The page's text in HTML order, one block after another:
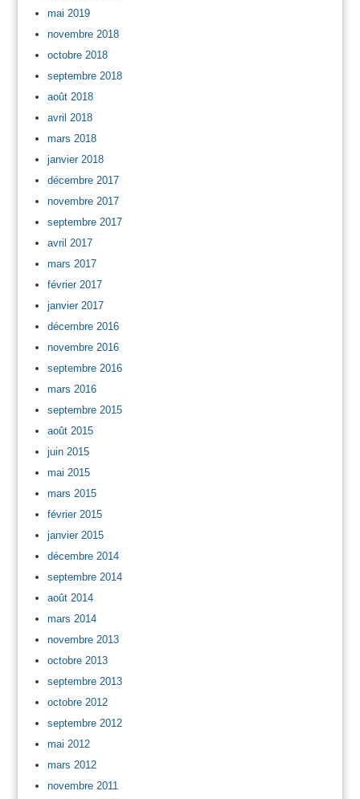
mai 2019
novembre 2018
octobre 2018
septembre 2018
août 2018
avril 2018
mars 2018
janvier 2018
décembre 2017
novembre 2017
septembre 2017
avril 2017
mars 2017
février 2017
janvier 2017
décembre 2016
novembre 2016
septembre 2016
mars 2016
septembre 2015
août 2015
juin 2015
mai 2015
mars 2015
février 2015
janvier 2015
décembre 2014
septembre 2014
août 2014
mars 2014
novembre 2013
octobre 2013
septembre 2013
octobre 2012
septembre 2012
mai 2012
mars 2012
novembre 2011